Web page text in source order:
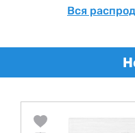
Вся